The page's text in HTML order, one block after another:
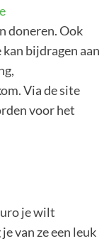
doneren. Ook
bijdragen aan
Via de site
voor het
je wilt
van ze een leuk